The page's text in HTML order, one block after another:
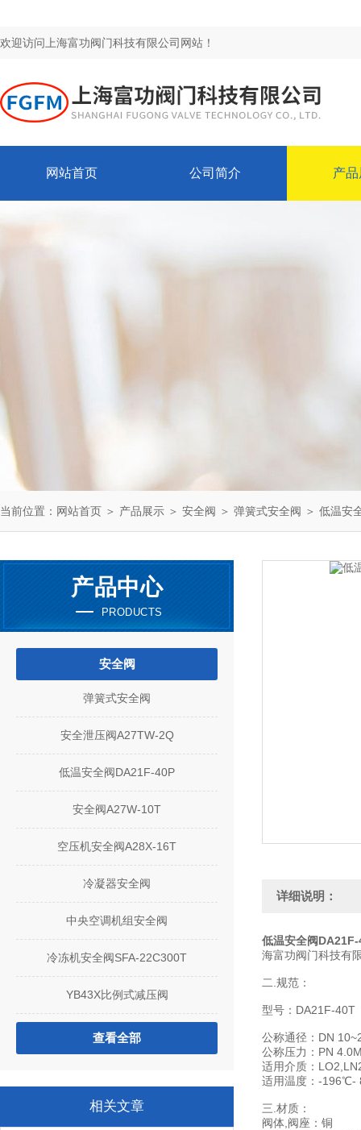
欢迎访问上海富功阀门科技有限公司网站！
网站首页 公司简介 产
当前位置： 网站首页 ＞ 产品展示 ＞ 安全阀 ＞ 弹簧式安全阀 ＞ 低温安
产品中心
PRODUCTS
安全阀
弹簧式安全阀
安全泄压阀A27TW-2Q
低温安全阀DA21F-40P
安全阀A27W-10T
空压机安全阀A28X-16T
冷凝器安全阀
中央空调机组安全阀
冷冻机安全阀SFA-22C300T
YB43X比例式减压阀
查看全部
相关文章
详细说明：
低温安全阀
海富功阀门科技有
二.规范：
型号：DA21F-40T
公称通径：DN
公称压力：PN
适用介质：
适用温度：-
三.材质：
阀体,阀座：铜